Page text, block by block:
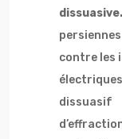
contre les